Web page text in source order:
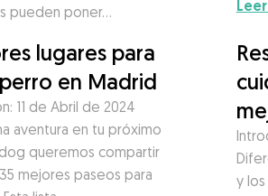
pueden poner…
lugares para
en Madrid
11 de Abril de 2024
aventura en tu próximo
queremos compartir
mejores paseos para
y